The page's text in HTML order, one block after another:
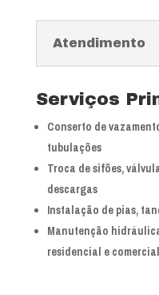
Atendimento
Serviços
Conserto de
tubulações
Troca de sifões,
descargas
Instalação de pias,
Manutenção
residencial e comercial